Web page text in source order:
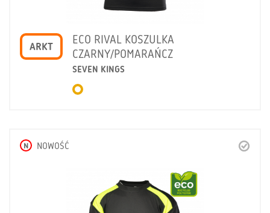
ARKT
ECO RIVAL KOSZULKA
CZARNY/POMARAŃCZ
SEVEN KINGS
N NOWOŚĆ